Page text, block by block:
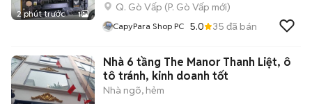
2 phút trước 1
Q. Gò Vấp (P. Gò Vấp mới)
CapyPara Shop PC 5.0 35 đã bán
Nhà 6 tầng The Manor Thanh Liệt, ô
tô tránh, kinh doanh tốt
Nhà ngõ, hẻm